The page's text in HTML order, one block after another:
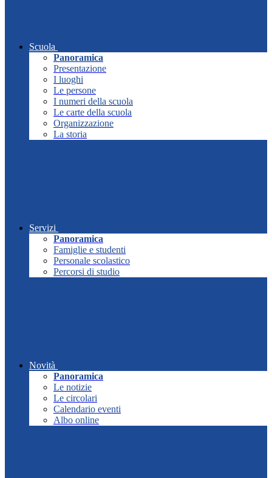
Scuola
Panoramica
Presentazione
I luoghi
Le persone
I numeri della scuola
Le carte della scuola
Organizzazione
La storia
Servizi
Panoramica
Famiglie e studenti
Personale scolastico
Percorsi di studio
Novità
Panoramica
Le notizie
Le circolari
Calendario eventi
Albo online